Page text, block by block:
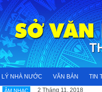
LÝ NHÀ NƯỚC VĂN BẢN TIN
ÂM NHẠC 2 Tháng 11, 2018